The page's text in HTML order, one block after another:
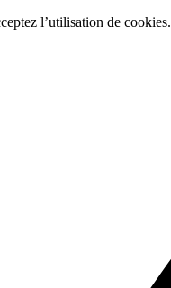
l’utilisation de cookies.